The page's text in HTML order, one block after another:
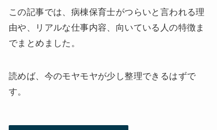
この記事では、病棟保育士がつらいと言われる理
由や、リアルな仕事内容、向いている人の特徴ま
でまとめました。
読めば、今のモヤモヤが少し整理できるはずで
す。